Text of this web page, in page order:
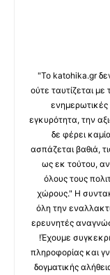
"Το katohika.gr
ούτε ταυτίζεται
ενημερωτικές
εγκυρότητα, την
δε φέρει
ασπάζεται βαθιά,
ως εκ τούτου,
όλους τους
χώρους." Η
όλη την
ερευνητές
!Έχουμε
πληροφορίας και
δογματικής